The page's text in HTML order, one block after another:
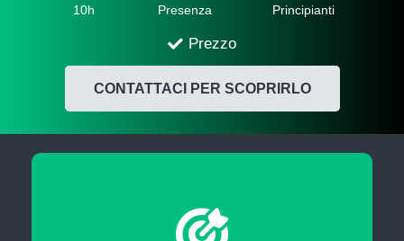
10h Presenza Principianti
Prezzo
CONTATTACI PER SCOPRIRLO